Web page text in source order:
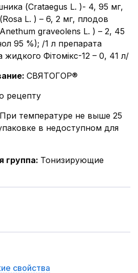
(Crataegus L. )- 4, 95 мг,
L. ) – 6, 2 мг, плодов
graveolens L. ) – 2, 45
95 %); /1 л препарата
Фітомікс-12 – 0, 41 л/
: СВЯТОГОР®
рецепту
При температуре не выше 25
в недоступном для
группа: Тонизирующие
свойства